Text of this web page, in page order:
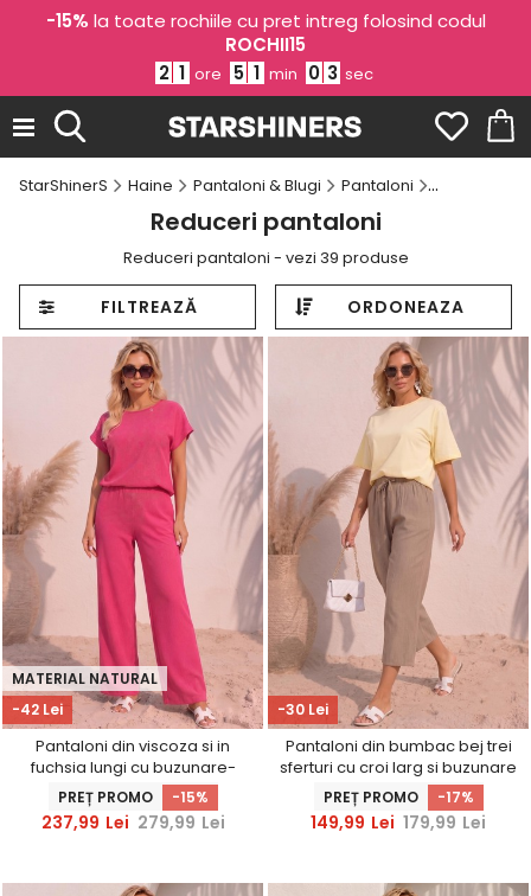
-15% la toate rochiile cu pret intreg folosind codul
ROCHII15
2 1 ore 5 1 min 0 1 sec
StarShinerS Haine Pantaloni & Blugi Pantaloni Reduceri
Reduceri pantaloni
Reduceri pantaloni - vezi 39 produse
FILTREAZĂ ORDONEAZA
-42 Lei
MATERIAL NATURAL
Pantaloni din viscoza si in
fuchsia lungi cu buzunare-
StarShinerS
PREȚ PROMO -15%
237,99 Lei 279,99 Lei
-30 Lei
Pantaloni din bumbac bej trei
sferturi cu croi larg si buzunare
laterale
PREȚ PROMO -17%
149,99 Lei 179,99 Lei